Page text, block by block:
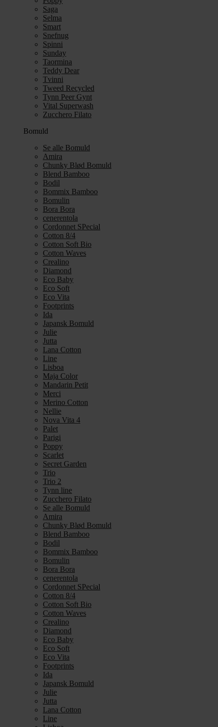
Saga
Selma
Smart
Snefnug
Spinni
Sunday
Taormina
Teddy Dear
Tvinni
Tweed Recycled
Tynn Peer Gynt
Vital Superwash
Zucchero Filato
Bomuld
Se alle Bomuld
Amira
Chunky Blød Bomuld
Blend Bamboo
Bodil
Bommix Bamboo
Bomulin
Bora Bora
cenerentola
Cordonnet SPecial
Cotton 8/4
Cotton Soft Bio
Cotton Waves
Crealino
Diamond
Eco Baby
Eco Soft
Eco Vita
Footprints
Ida
Japansk Bomuld
Julie
Jutta
Lana Cotton
Line
Lisboa
Maja Color
Mandarin Petit
Merci
Merino Cotton
Nellie
Nova Vita 4
Palet
Parigi
Poppy
Scarlet
Secret Garden
Trio
Trio 2
Tynn line
Zucchero Filato
Se alle Bomuld
Amira
Chunky Blød Bomuld
Blend Bamboo
Bodil
Bommix Bamboo
Bomulin
Bora Bora
cenerentola
Cordonnet SPecial
Cotton 8/4
Cotton Soft Bio
Cotton Waves
Crealino
Diamond
Eco Baby
Eco Soft
Eco Vita
Footprints
Ida
Japansk Bomuld
Julie
Jutta
Lana Cotton
Line